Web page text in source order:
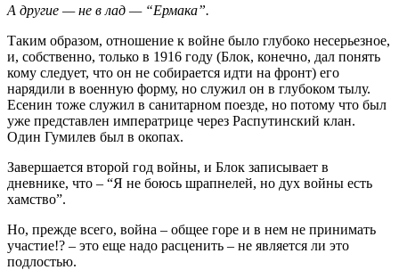
А другие — не в лад — “Ермака”.
Таким образом, отношение к войне было глубоко несерьезное,
и, собственно, только в 1916 году (Блок, конечно, дал понять
кому следует, что он не собирается идти на фронт) его
нарядили в военную форму, но служил он в глубоком тылу.
Есенин тоже служил в санитарном поезде, но потому что был
уже представлен императрице через Распутинский клан.
Один Гумилев был в окопах.
Завершается второй год войны, и Блок записывает в
дневнике, что – “Я не боюсь шрапнелей, но дух войны есть
хамство”.
Но, прежде всего, война – общее горе и в нем не принимать
участие!? – это еще надо расценить – не является ли это
подлостью.